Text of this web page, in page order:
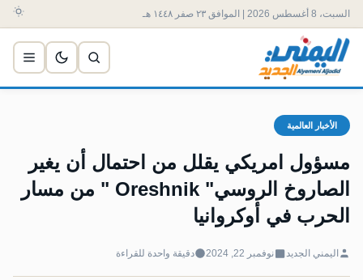
السبت، 8 أغسطس 2026 | الموافق ٢٣ صفر ١٤٤٨ هـ
الأخبار العالمية
مسؤول امريكي يقلل من احتمال أن يغير
الصاروخ الروسي" Oreshnik " من مسار
الحرب في أوكروانيا
اليمني الجديد نوفمبر 22, 2024 دقيقة واحدة للقراءة